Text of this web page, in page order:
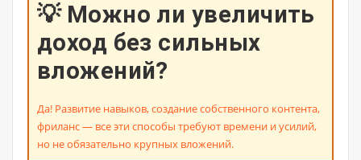
💡 Можно ли увеличить
доход без сильных
вложений?
Да! Развитие навыков, создание собственного контента,
фриланс — все эти способы требуют времени и усилий,
но не обязательно крупных вложений.